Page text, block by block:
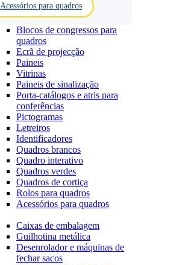
Acessórios para quadros
Blocos de congressos para
quadros
Ecrã de projecção
Paineis
Vitrinas
Paineis de sinalização
Porta-catálogos e atris para
conferências
Pictogramas
Letreiros
Identificadores
Quadros brancos
Quadro interativo
Quadros verdes
Quadros de cortiça
Rolos para quadros
Acessórios para quadros
Caixas de embalagem
Guilhotina metálica
Desenrolador e máquinas de
fechar sacos